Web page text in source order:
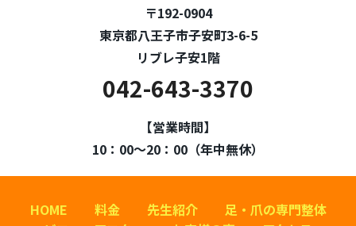
〒192-0904
東京都八王子市子安町3-6-5
リブレ子安1階
042-643-3370
【営業時間】
10：00～20：00（年中無休）
HOME 料金 先生紹介
足・爪の専門整体